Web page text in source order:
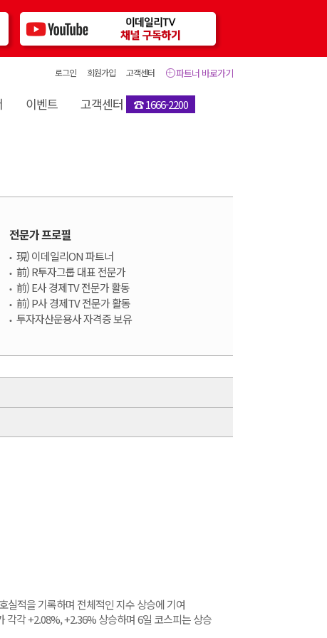
파트너 바로가기
로그인 회원가입 고객센터
이벤트 고객센터 ☎ 1666-2200
전문가 프로필
現) 이데일리ON 파트너
前) R투자그룹 대표 전문가
前) E사 경제TV 전문가 활동
前) P사 경제TV 전문가 활동
투자자산운용사 자격증 보유
실적을 기록하며 전체적인 지수 상승에 기여
각 +2.08%, +2.36% 상승하며 6일 코스피는 상승